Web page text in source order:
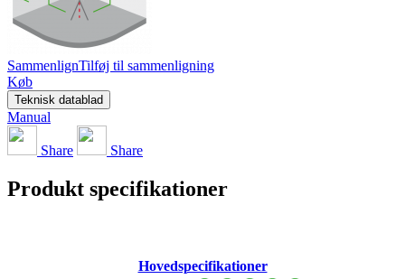
SammenlignTilføj til sammenligning
Køb
Teknisk datablad
Manual
Share Share
Produkt specifikationer
Hovedspecifikationer